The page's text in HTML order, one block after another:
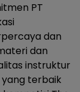
PT
dan
dan
instruktur
terbaik